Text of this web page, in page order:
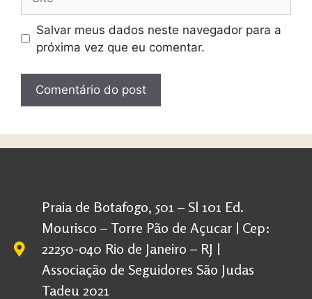
Salvar meus dados neste navegador para a
próxima vez que eu comentar.
Praia de Botafogo, 501 – Sl 101 Ed.
Mourisco – Torre Pão de Açucar | Cep:
22250-040 Rio de Janeiro – RJ |
Associação de Seguidores São Judas
Tadeu 2021